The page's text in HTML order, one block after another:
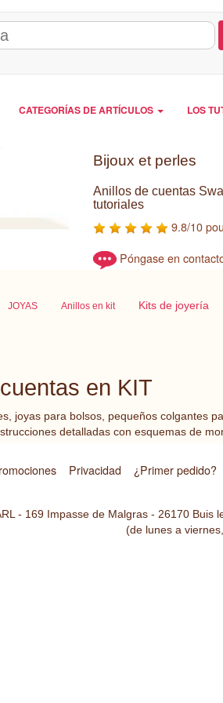
CATEGORÍAS DE ARTÍCULOS LOS
Bijoux et perles
Anillos de cuentas
tutoriales
9.8/10
Póngase en
JOYAS Anillos en kit Kits de joyería
en KIT
joyas para bolsos, pequeños colgantes
detalladas con esquemas de
Privacidad ¿Primer pedido?
- 169 Impasse de Malgras - 26170 Buis
(de lunes a